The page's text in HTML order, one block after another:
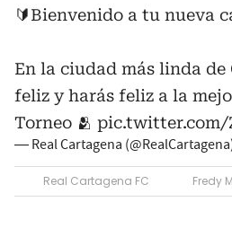
🔰Bienvenido a tu nueva
En la ciudad más linda de
feliz y harás feliz a la
Torneo 🫂 pic.twitter.com/
— Real Cartagena
Real Cartagena FC Fredy